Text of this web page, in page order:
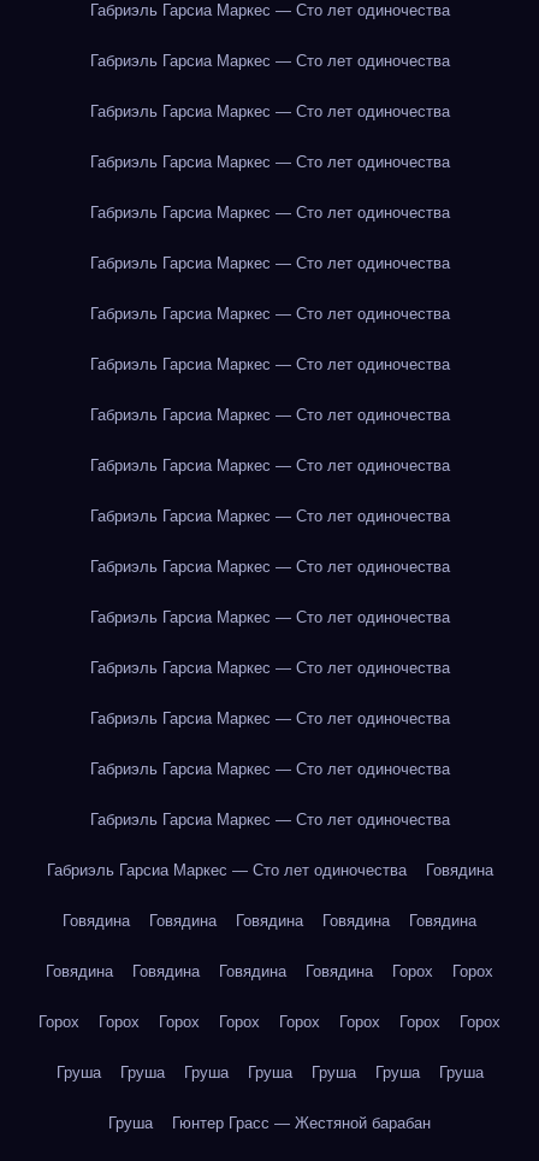
Габриэль Гарсиа Маркес — Сто лет одиночества
Габриэль Гарсиа Маркес — Сто лет одиночества
Габриэль Гарсиа Маркес — Сто лет одиночества
Габриэль Гарсиа Маркес — Сто лет одиночества
Габриэль Гарсиа Маркес — Сто лет одиночества
Габриэль Гарсиа Маркес — Сто лет одиночества
Габриэль Гарсиа Маркес — Сто лет одиночества
Габриэль Гарсиа Маркес — Сто лет одиночества
Габриэль Гарсиа Маркес — Сто лет одиночества
Габриэль Гарсиа Маркес — Сто лет одиночества
Габриэль Гарсиа Маркес — Сто лет одиночества
Габриэль Гарсиа Маркес — Сто лет одиночества
Габриэль Гарсиа Маркес — Сто лет одиночества
Габриэль Гарсиа Маркес — Сто лет одиночества
Габриэль Гарсиа Маркес — Сто лет одиночества
Габриэль Гарсиа Маркес — Сто лет одиночества
Габриэль Гарсиа Маркес — Сто лет одиночества
Габриэль Гарсиа Маркес — Сто лет одиночества Говядина
Говядина Говядина Говядина Говядина Говядина
Говядина Говядина Говядина Говядина Горох Горох
Горох Горох Горох Горох Горох Горох Горох Горох
Груша Груша Груша Груша Груша Груша Груша
Груша Гюнтер Грасс — Жестяной барабан